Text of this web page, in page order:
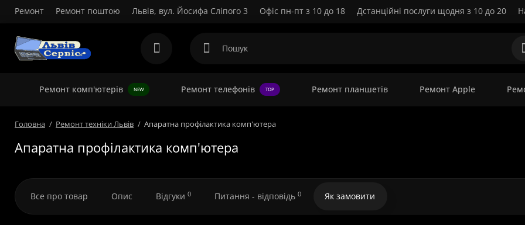
Ремонт Ремонт поштою Львів, вул. Йосифа Сліпого 3 Офіс пн-пт з 10 до 18 Дстанційні послуги щодня з 10 до 20
Ремонт комп'ютерів NEW Ремонт телефонів TOP Ремонт планшетів Ремонт Apple
Головна Ремонт техніки Львів Апаратна профілактика комп'ютера
Апаратна профілактика комп'ютера
Все про товар Опис Відгуки 0 Питання - відповідь 0 Як замовити